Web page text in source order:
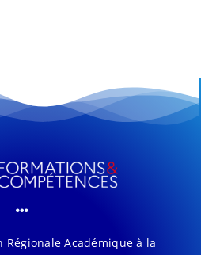
Régionale Académique à la